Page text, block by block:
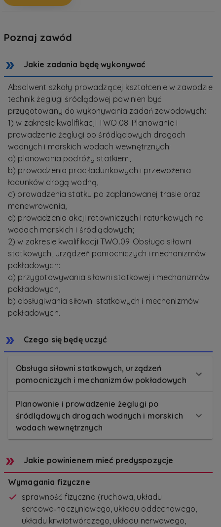
Poznaj zawód
Jakie zadania będę wykonywać
Absolwent szkoły prowadzącej kształcenie w zawodzie
technik żeglugi śródlądowej powinien być
przygotowany do wykonywania zadań zawodowych:
1) w zakresie kwalifikacji TWO.08. Planowanie i
prowadzenie żeglugi po śródlądowych drogach
wodnych i morskich wodach wewnętrznych:
a) planowania podróży statkiem,
b) prowadzenia prac ładunkowych i przewożenia
ładunków drogą wodną,
c) prowadzenia statku po zaplanowanej trasie oraz
manewrowania,
d) prowadzenia akcji ratowniczych i ratunkowych na
wodach morskich i śródlądowych;
2) w zakresie kwalifikacji TWO.09. Obsługa siłowni
statkowych, urządzeń pomocniczych i mechanizmów
pokładowych:
a) przygotowywania siłowni statkowej i mechanizmów
pokładowych,
b) obsługiwania siłowni statkowych i mechanizmów
pokładowych.
Czego się będę uczyć
Obsługa siłowni statkowych, urządzeń
pomocniczych i mechanizmów pokładowych
Planowanie i prowadzenie żeglugi po
śródlądowych drogach wodnych i morskich
wodach wewnętrznych
Jakie powinienem mieć predyspozycje
Wymagania fizyczne
sprawność fizyczna (ruchowa, układu
sercowo‑naczyniowego, układu oddechowego,
układu krwiotwórczego, układu nerwowego,